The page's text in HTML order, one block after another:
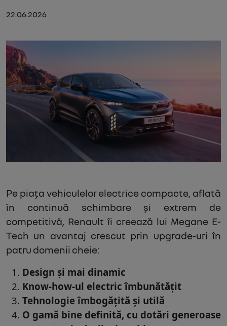
22.06.2026
Pe piața vehiculelor electrice compacte, aflată
în continuă schimbare și extrem de
competitivă, Renault îi creează lui Megane E-
Tech un avantaj crescut prin upgrade-uri în
patru domenii cheie:
Design și mai dinamic
Know-how-ul electric îmbunătățit
Tehnologie îmbogățită și utilă
O gamă bine definită, cu dotări generoase